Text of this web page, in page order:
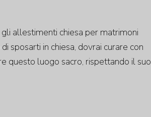
allestimenti chiesa per matrimoni
sposarti in chiesa, dovrai curare con
questo luogo sacro, rispettando il suo